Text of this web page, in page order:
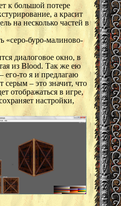
к большой потере
а красит
на несколько частей в
«серо-буро-малиново-
диалоговое окно, в
из Blood. Так же ею
– его-то я и предлагаю
серым – это значит, что
отображаться в игре,
настройки,